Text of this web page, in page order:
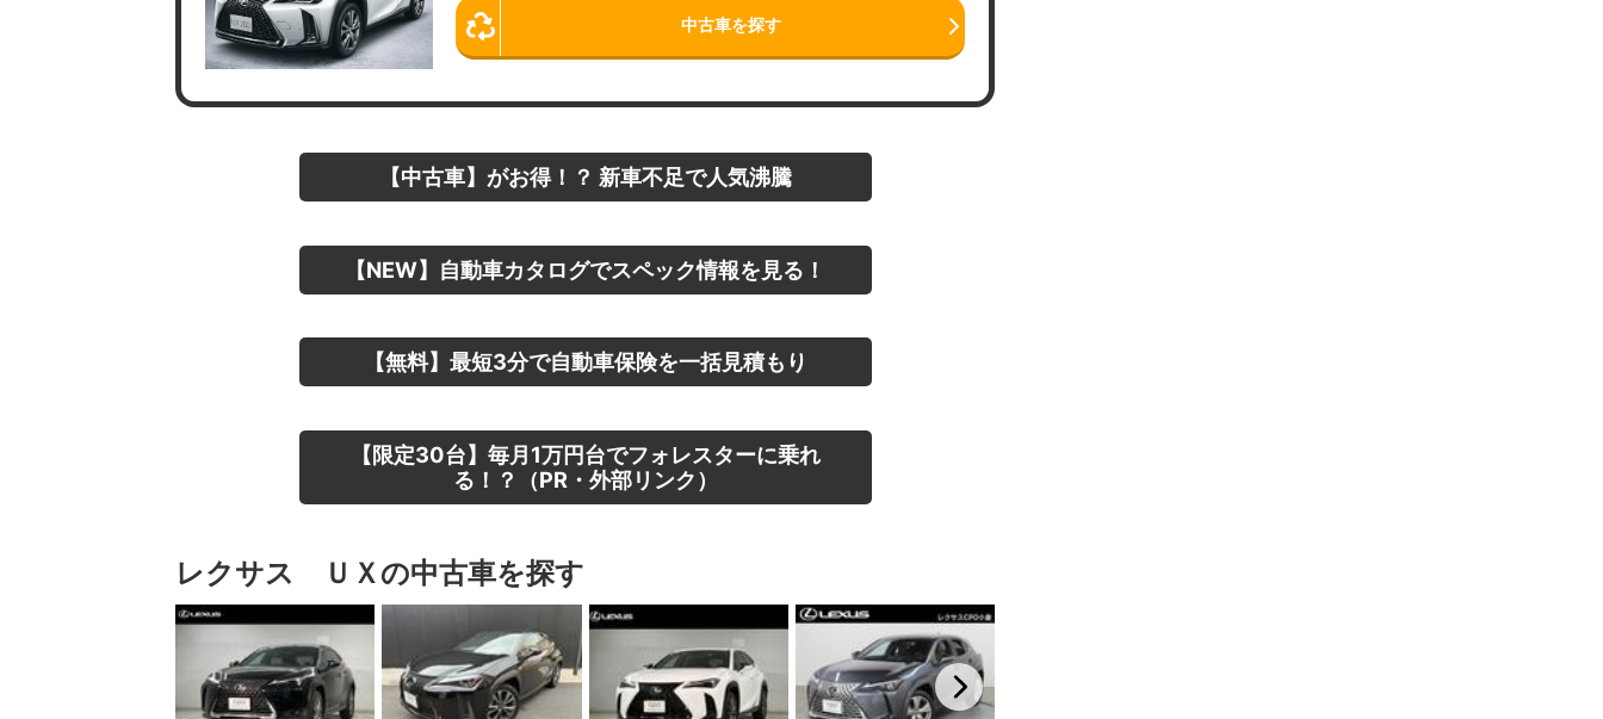
中古車を探す
【中古車】がお得！？ 新車不足で人気沸騰
【NEW】自動車カタログでスペック情報を見る！
【無料】最短3分で自動車保険を一括見積もり
【限定30台】毎月1万円台でフォレスターに乗れ
る！？（PR・外部リンク）
レクサス ＵＸの中古車を探す